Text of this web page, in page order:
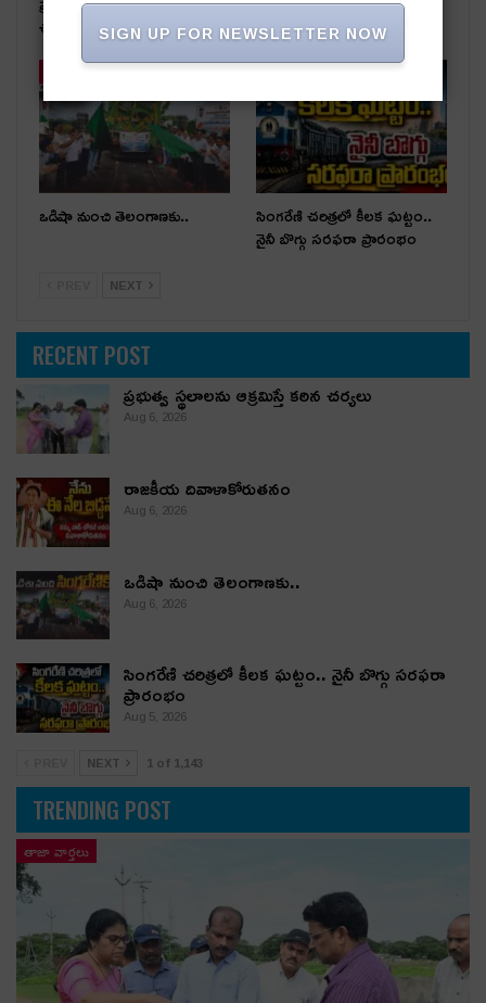
చర్యలు
ఒడిషా నుంచి తెలంగాణ‌కు.. సింగరేణి చరిత్రలో కీలక ఘట్టం..
నైనీ బొగ్గు సరఫరా ప్రారంభం
NEXT
RECENT POST
ప్రభుత్వ స్థలాలను ఆక్రమిస్తే కఠిన చర్యలు
Aug 6, 2026
రాజకీయ దివాళాకోరుతనం
Aug 6, 2026
ఒడిషా నుంచి తెలంగాణ‌కు..
Aug 6, 2026
సింగరేణి చరిత్రలో కీలక ఘట్టం.. నైనీ బొగ్గు సరఫరా
ప్రారంభం
Aug 5, 2026
NEXT 1 of 1,143
TRENDING POST
తాజా వార్తలు
SIGN UP FOR NEWSLETTER NOW